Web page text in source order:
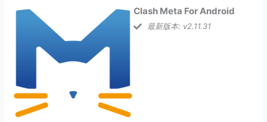
Clash Meta For Android
最新版本: v2.11.31